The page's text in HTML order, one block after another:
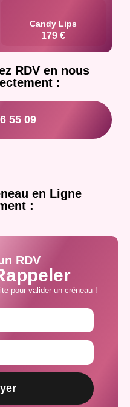
RDV
pour valider un créneau !
Candy Lips
179 €
RDV en nous
:
55 09
en Ligne
: